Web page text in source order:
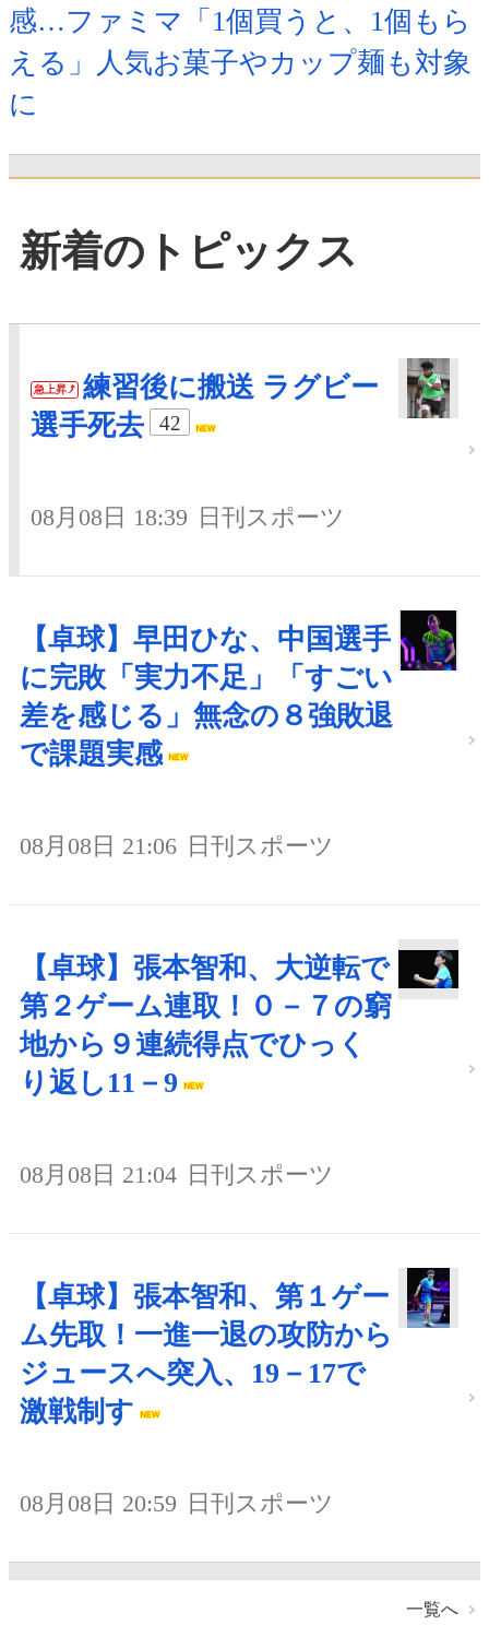
感…ファミマ「1個買うと、1個もら
える」人気お菓子やカップ麺も対象
に
新着のトピックス
急上昇
練習後に搬送 ラグビー
選手死去
42
08月08日 18:39 日刊スポーツ
【卓球】早田ひな、中国選手
に完敗「実力不足」「すごい
差を感じる」無念の８強敗退
で課題実感
08月08日 21:06 日刊スポーツ
【卓球】張本智和、大逆転で
第２ゲーム連取！０－７の窮
地から９連続得点でひっく
り返し11－9
08月08日 21:04 日刊スポーツ
【卓球】張本智和、第１ゲー
ム先取！一進一退の攻防から
ジュースへ突入、19－17で
激戦制す
08月08日 20:59 日刊スポーツ
一覧へ